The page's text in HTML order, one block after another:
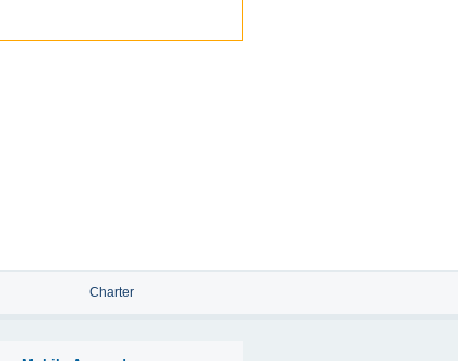
Charter